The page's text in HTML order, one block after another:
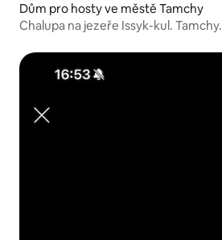
Dům pro hosty ve městě Tamchy
Chalupa na jezeře Issyk-kul. Tamchy.